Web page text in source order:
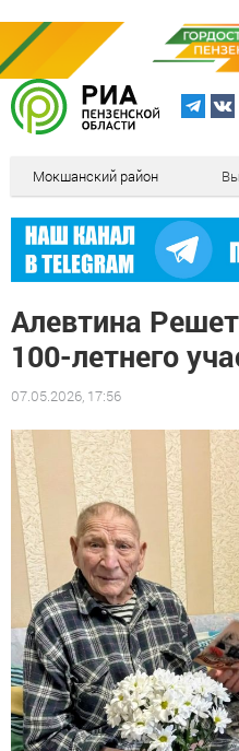
Мокшанский район
Алевтина
100-летнего
07.05.2026, 17:56